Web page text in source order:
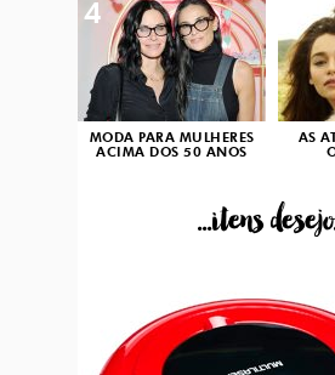
MODA PARA MULHERES
ACIMA DOS 50 ANOS
4
AS
...itens